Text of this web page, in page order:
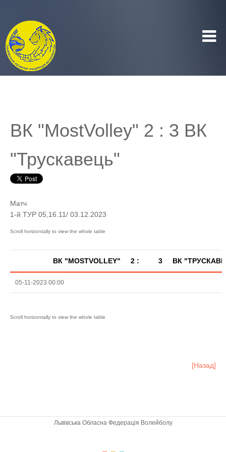
ВК "MostVolley" 2 : 3 ВК
"Трускавець"
Матч
1-й ТУР 05,16.11/ 03.12.2023
ВК "MOSTVOLLEY" 2 : 3 ВК
05-11-2023 00:00
[Назад]
Львівська Обласна Федерація Волейболу